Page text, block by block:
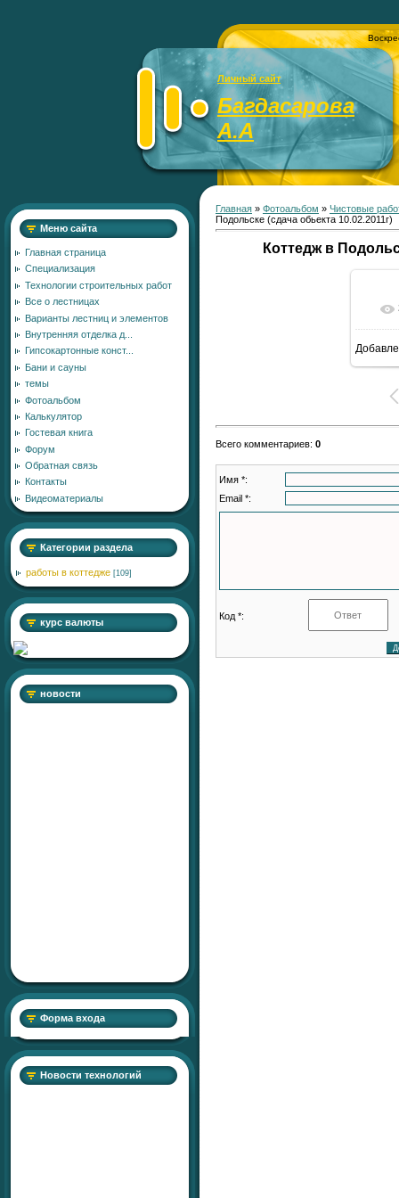
Личный сайт
Багдасарова
А.А
Меню сайта
Главная страница
Специализация
Технологии строительных работ
Все о лестницах
Варианты лестниц и элементов
Внутренняя отделка д...
Гипсокартонные конст...
Бани и сауны
темы
Фотоальбом
Калькулятор
Гостевая книга
Форум
Обратная связь
Контакты
Видеоматериалы
Категории раздела
работы в коттедже [109]
курс валюты
новости
Форма входа
Новости технологий
Главная » Фотоальбом » Чистовые
Подольске (сдача обьекта 10.02.2011г)
Коттедж в
Всего комментариев: 0
Имя *:
Email *:
Код *: